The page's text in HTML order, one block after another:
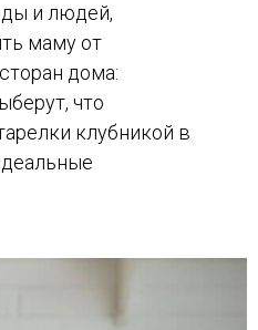
и людей,
маму от
дома:
что
клубникой в